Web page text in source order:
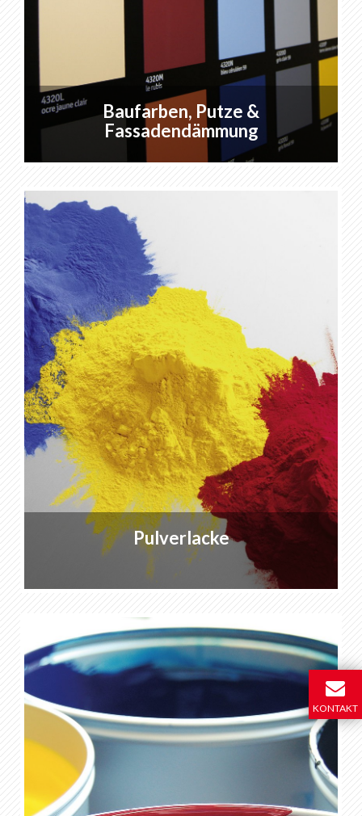
Baufarben, Putze &
Fassadendämmung
Pulverlacke
KONTAKT